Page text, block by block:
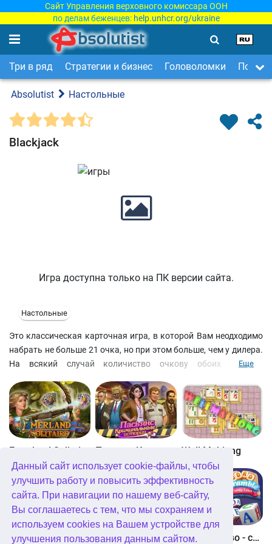
Данный сайт использует cookie-файлы, чтобы
улучшить работу и повысить эффективность
сайта. При навигации по нашему веб-сайту,
Вы соглашаетесь с тем, что мы сохраняем и
используем cookies на Вашем устройстве для
улучшения пользования данным сайтом.
Сайт Управления верховного комиссара ООН
по делам беженцев: help.unhcr.org/ukraine
Три в ряд Стратегии и бизнес Головоломки Поиск
Absolutist Настольные
Blackjack
Игра доступна только на ПК версии сайта.
Настольные
Это классическая карточная игра, в которой Вам неодходимо
набрать не больше 21 очка, но при этом больше, чем у дилера.
На всякий случай количиство очкову обоих игроков
и жмите HIT, если хотите получить еще одну карту или STAND,
чтобы передать ход дилеру.
Еще
Emerland Solitaire Well Mahjong
Glassez 2 Solitaire Story 3 Найди слово - семейные истории